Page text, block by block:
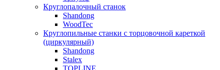
Круглопалочный станок
Shandong
WoodTec
Круглопильные станки с торцовочной кареткой
(циркулярный)
Shandong
Stalex